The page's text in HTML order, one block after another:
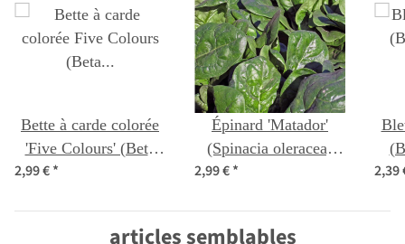
Bette à carde colorée
'Five Colours' (Beta
vulgaris ssp. vulgaris)
2,99 €*
Épinard 'Matador'
(Spinacia oleracea)
Bio semences
2,99 €* 2,39
articles semblables